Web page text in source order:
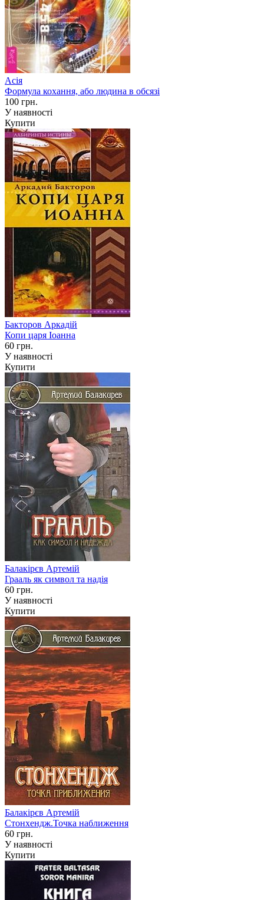
Асія
Формула кохання, або людина в обсязі
100 грн.
У наявності
Купити
Бакторов Аркадій
Копи царя Iоанна
60 грн.
У наявності
Купити
Балакірєв Артемій
Грааль як символ та надія
60 грн.
У наявності
Купити
Балакірєв Артемій
Стонхендж.Точка наближення
60 грн.
У наявності
Купити